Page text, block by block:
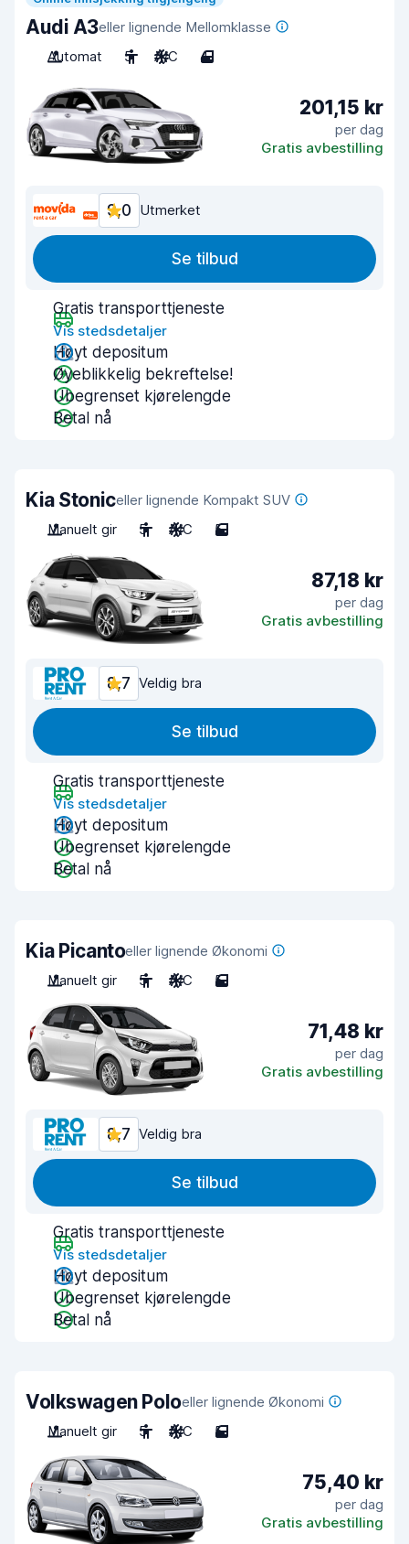
Audi A3eller lignende Mellomklasse
Automat
5 A/C 4
201,15 kr
per dag
Gratis avbestilling
9,0 Utmerket
Se tilbud
Gratis transporttjeneste
Vis stedsdetaljer
Høyt depositum
Øyeblikkelig bekreftelse!
Ubegrenset kjørelengde
Betal nå
Kia Stoniceller lignende Kompakt SUV
Manuelt gir
5 A/C 5
87,18 kr
per dag
Gratis avbestilling
8,7 Veldig bra
Se tilbud
Gratis transporttjeneste
Vis stedsdetaljer
Høyt depositum
Ubegrenset kjørelengde
Betal nå
Kia Picantoeller lignende Økonomi
Manuelt gir
5 A/C 5
71,48 kr
per dag
Gratis avbestilling
8,7 Veldig bra
Se tilbud
Gratis transporttjeneste
Vis stedsdetaljer
Høyt depositum
Ubegrenset kjørelengde
Betal nå
Volkswagen Poloeller lignende Økonomi
Manuelt gir
5 A/C 5
75,40 kr
per dag
Gratis avbestilling